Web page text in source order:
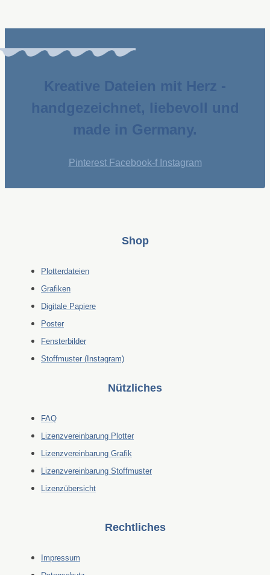
Kreative Dateien mit Herz -
handgezeichnet, liebevoll und
made in Germany.
Pinterest Facebook-f Instagram
Shop
Plotterdateien
Grafiken
Digitale Papiere
Poster
Fensterbilder
Stoffmuster (Instagram)
Nützliches
FAQ
Lizenzvereinbarung Plotter
Lizenzvereinbarung Grafik
Lizenzvereinbarung Stoffmuster
Lizenzübersicht
Rechtliches
Impressum